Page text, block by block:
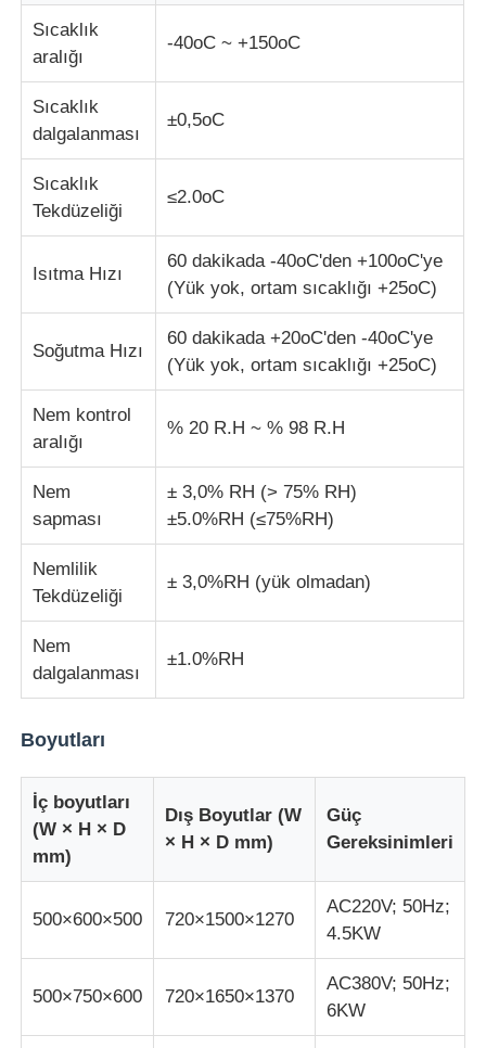
Fabrika turu
Kalite kontrol
Bize ulaşın
Teklif isteği
Laboratuvar Test Cihazları
Çevresel Test Odası
Darbe Test Cihazı
aşınma test makinesi
kauçuk test cihazları
Ayakkabı Test Cihazları
İnşaat malzemeleri test ekipmanları
Ambalaj testi ekipmanları
Yapıştırıcı deneme ekipmanları
Sıcaklık
aralığı
-40oC ~ +150oC
Sıcaklık
dalgalanması
±0,5oC
Sıcaklık
Tekdüzeliği
≤2.0oC
Isıtma Hızı
60 dakikada -40oC'den +100oC'ye
(Yük yok, ortam sıcaklığı +25oC)
Soğutma Hızı
60 dakikada +20oC'den -40oC'ye
(Yük yok, ortam sıcaklığı +25oC)
Nem kontrol
aralığı
% 20 R.H ~ % 98 R.H
Nem
sapması
± 3,0% RH (> 75% RH)
±5.0%RH (≤75%RH)
Nemlilik
Tekdüzeliği
± 3,0%RH (yük olmadan)
Nem
dalgalanması
±1.0%RH
Boyutları
İç boyutları
(W × H × D
mm)
Dış Boyutlar (W
× H × D mm)
Güç
Gereksinimleri
500×600×500 720×1500×1270
AC220V; 50Hz;
4.5KW
500×750×600 720×1650×1370
AC380V; 50Hz;
6KW